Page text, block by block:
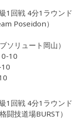
1回戦 4分1ラウンド
Poseidon）
ソリュート岡山）
10
1回戦 4分1ラウンド
闘技道場BURST）